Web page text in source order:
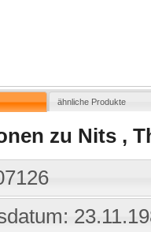
ähnliche Produkte
zu Nits ,